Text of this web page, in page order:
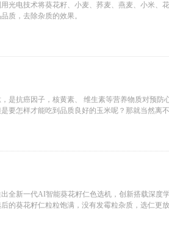
光电技术将葵花籽、小麦、荞麦、燕麦、小米、
质，去除杂质的效果。
是抗癌因子，核黄素、 维生素等营养物质对预防
要怎样才能吃到品质良好的玉米呢？那就当然离不
全新一代AI智能葵花籽仁色选机，创新搭载深度
的葵花籽仁粒粒饱满，没有发霉粒杂质，选仁更放